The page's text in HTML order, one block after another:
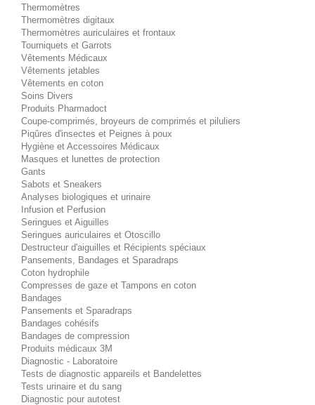
Thermomètres
Thermomètres digitaux
Thermomètres auriculaires et frontaux
Tourniquets et Garrots
Vêtements Médicaux
Vêtements jetables
Vêtements en coton
Soins Divers
Produits Pharmadoct
Coupe-comprimés, broyeurs de comprimés et piluliers
Piqûres d'insectes et Peignes à poux
Hygiène et Accessoires Médicaux
Masques et lunettes de protection
Gants
Sabots et Sneakers
Analyses biologiques et urinaire
Infusion et Perfusion
Seringues et Aiguilles
Seringues auriculaires et Otoscillo
Destructeur d'aiguilles et Récipients spéciaux
Pansements, Bandages et Sparadraps
Coton hydrophile
Compresses de gaze et Tampons en coton
Bandages
Pansements et Sparadraps
Bandages cohésifs
Bandages de compression
Produits médicaux 3M
Diagnostic - Laboratoire
Tests de diagnostic appareils et Bandelettes
Tests urinaire et du sang
Diagnostic pour autotest